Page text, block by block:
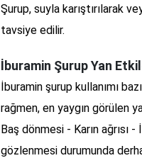
Şurup, suyla karıştırılarak
tavsiye edilir.
İburamin Şurup Yan
İburamin şurup kullanımı
rağmen, en yaygın görülen
Baş dönmesi - Karın
gözlenmesi durumunda